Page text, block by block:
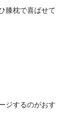
膝枕で喜ばせて
ジするのがおす